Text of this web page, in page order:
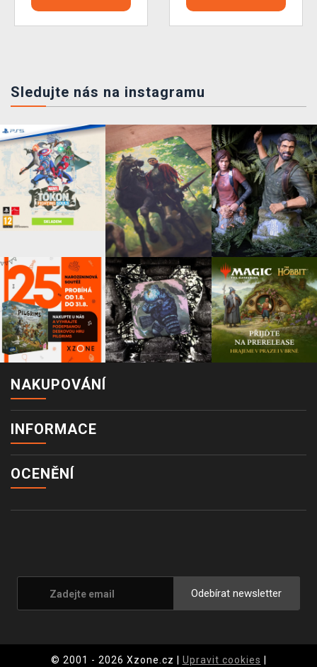
Sledujte nás na instagramu
NAKUPOVÁNÍ
INFORMACE
OCENĚNÍ
Odebírat newsletter
© 2001 - 2026 Xzone.cz | Upravit cookies